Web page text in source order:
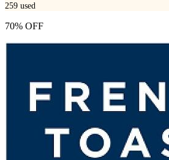
259 used
70% OFF